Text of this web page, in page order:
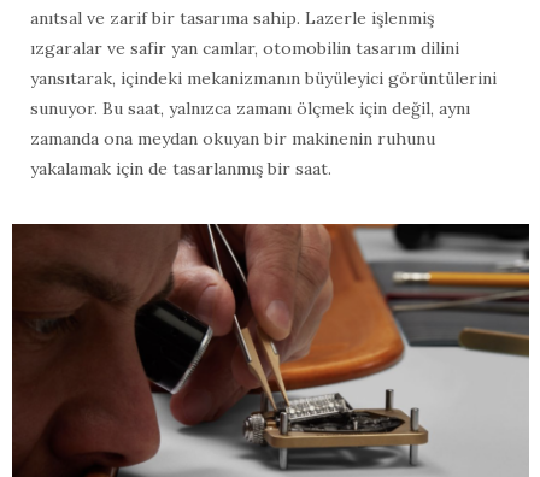
anıtsal ve zarif bir tasarıma sahip. Lazerle işlenmiş
ızgaralar ve safir yan camlar, otomobilin tasarım dilini
yansıtarak, içindeki mekanizmanın büyüleyici görüntülerini
sunuyor. Bu saat, yalnızca zamanı ölçmek için değil, aynı
zamanda ona meydan okuyan bir makinenin ruhunu
yakalamak için de tasarlanmış bir saat.